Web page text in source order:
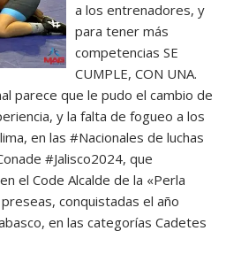
a los entrenadores, y
para tener más
competencias SE
CUMPLE, CON UNA.
parece que le pudo el cambio de
y la falta de fogueo a los
en las #Nacionales de luchas
#Jalisco2024, que
el Code Alcalde de la «Perla
conquistadas el año
en las categorías Cadetes